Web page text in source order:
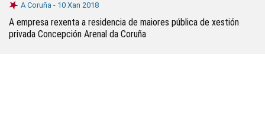
A Coruña - 10 Xan 2018
A empresa rexenta a residencia de maiores pública de xestión
privada Concepción Arenal da Coruña